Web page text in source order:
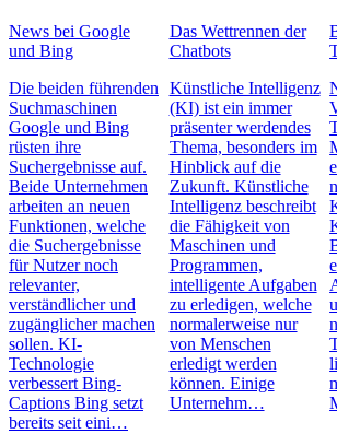
News bei Google
und Bing
Die beiden führenden
Suchmaschinen
Google und Bing
rüsten ihre
Suchergebnisse auf.
Beide Unternehmen
arbeiten an neuen
Funktionen, welche
die Suchergebnisse
für Nutzer noch
relevanter,
verständlicher und
zugänglicher machen
sollen. KI-
Technologie
verbessert Bing-
Captions Bing setzt
bereits seit eini…
Das Wettrennen der
Chatbots
Künstliche Intelligenz
(KI) ist ein immer
präsenter werdendes
Thema, besonders im
Hinblick auf die
Zukunft. Künstliche
Intelligenz beschreibt
die Fähigkeit von
Maschinen und
Programmen,
intelligente Aufgaben
zu erledigen, welche
normalerweise nur
von Menschen
erledigt werden
können. Einige
Unternehm…